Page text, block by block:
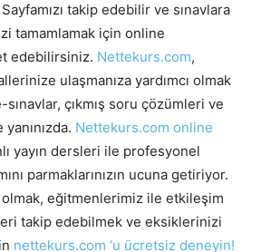
Sayfamızı takip edebilir ve sınavlara
tamamlamak için online
edebilirsiniz. Nettekurs.com,
ulaşmanıza yardımcı olmak
sınavlar, çıkmış soru çözümleri ve
Nettekurs.com online
yayın dersleri ile profesyonel
parmaklarınızın ucuna getiriyor.
eğitmenlerimiz ile etkileşim
takip edebilmek ve eksiklerinizi
nettekurs.com ‘u ücretsiz deneyin!